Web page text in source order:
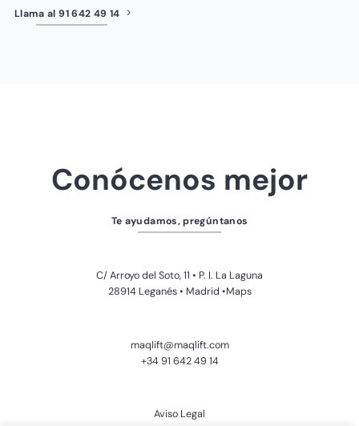
Llama al 91 642 49 14
Conócenos mejor
Te ayudamos, pregúntanos
C/ Arroyo del Soto, 11 • P. I. La Laguna
28914 Leganés • Madrid •Maps
maqlift@maqlift.com
+34 91 642 49 14
Aviso Legal